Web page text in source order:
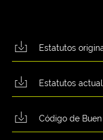
Estatutos
Estatutos
Código de